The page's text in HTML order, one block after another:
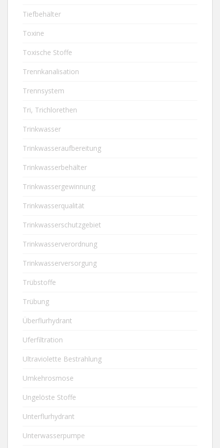
Tiefbehälter
Toxine
Toxische Stoffe
Trennkanalisation
Trennsystem
Tri, Trichlorethen
Trinkwasser
Trinkwasseraufbereitung
Trinkwasserbehälter
Trinkwassergewinnung
Trinkwasserqualität
Trinkwasserschutzgebiet
Trinkwasserverordnung
Trinkwasserversorgung
Trübstoffe
Trübung
Überflurhydrant
Uferfiltration
Ultraviolette Bestrahlung
Umkehrosmose
Ungelöste Stoffe
Unterflurhydrant
Unterwasserpumpe